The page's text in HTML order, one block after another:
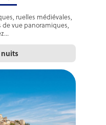
ruelles médiévales,
vue panoramiques,